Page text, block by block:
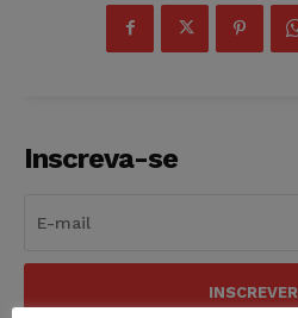
Inscreva-se
INSCREVER